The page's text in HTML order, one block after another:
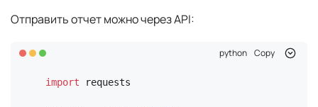
Отправить отчет можно через API:
python Copy
import requests